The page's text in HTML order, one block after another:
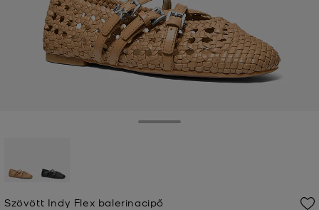
Szövött Indy Flex balerinacipő